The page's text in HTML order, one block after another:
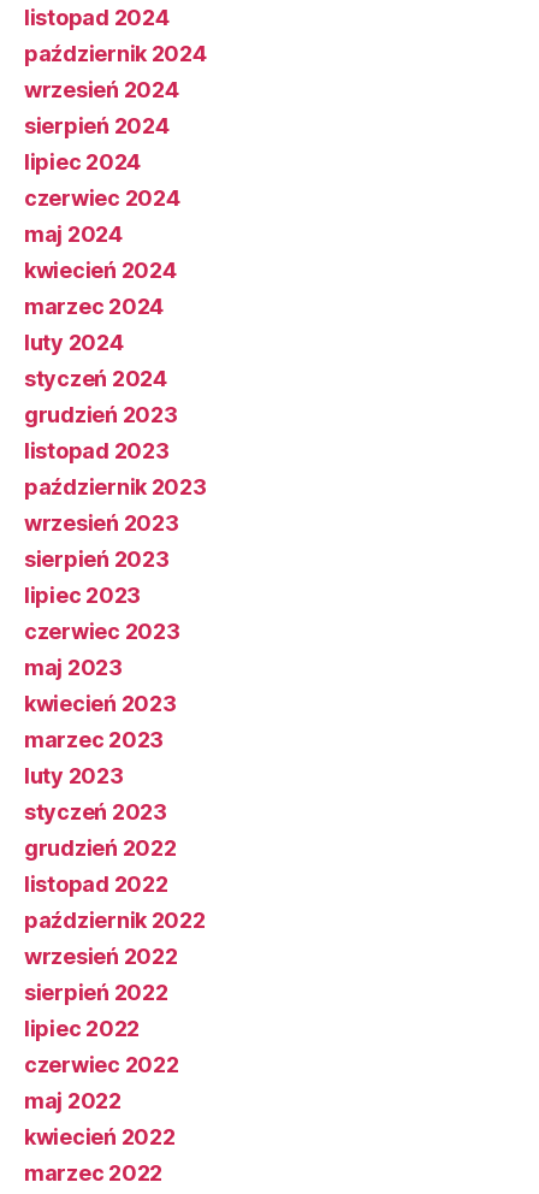
listopad 2024
październik 2024
wrzesień 2024
sierpień 2024
lipiec 2024
czerwiec 2024
maj 2024
kwiecień 2024
marzec 2024
luty 2024
styczeń 2024
grudzień 2023
listopad 2023
październik 2023
wrzesień 2023
sierpień 2023
lipiec 2023
czerwiec 2023
maj 2023
kwiecień 2023
marzec 2023
luty 2023
styczeń 2023
grudzień 2022
listopad 2022
październik 2022
wrzesień 2022
sierpień 2022
lipiec 2022
czerwiec 2022
maj 2022
kwiecień 2022
marzec 2022